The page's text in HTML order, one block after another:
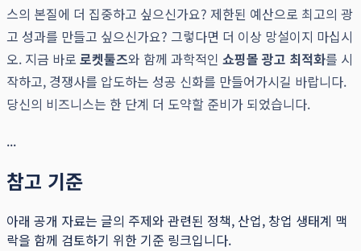
스의 본질에 더 집중하고 싶으신가요? 제한된 예산으로 최고의 광
고 성과를 만들고 싶으신가요? 그렇다면 더 이상 망설이지 마십시
오. 지금 바로 로켓툴즈와 함께 과학적인 쇼핑몰 광고 최적화를 시
작하고, 경쟁사를 압도하는 성공 신화를 만들어가시길 바랍니다.
당신의 비즈니스는 한 단계 더 도약할 준비가 되었습니다.
...
참고 기준
아래 공개 자료는 글의 주제와 관련된 정책, 산업, 창업 생태계 맥
락을 함께 검토하기 위한 기준 링크입니다.